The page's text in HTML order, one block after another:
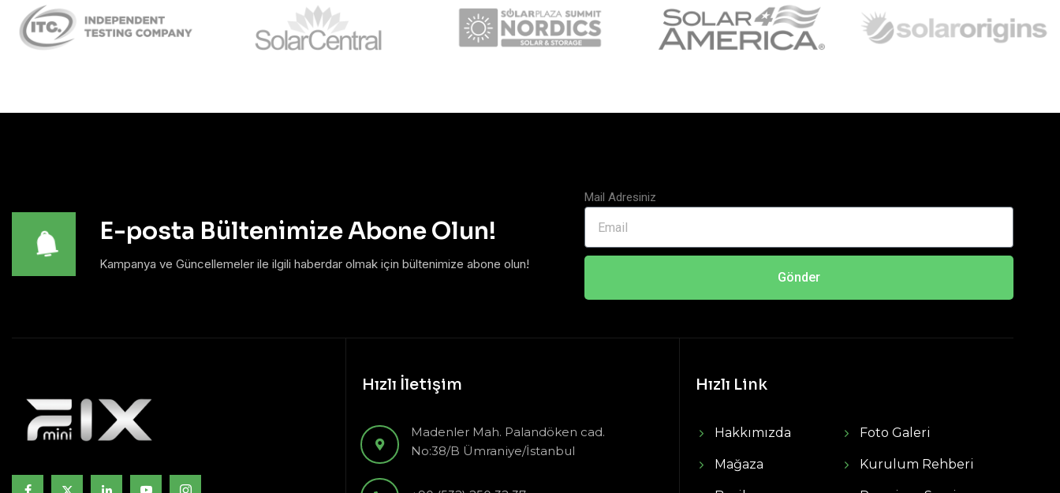
E-posta Bültenimize Abone Olun!
Kampanya ve Güncellemeler ile ilgili haberdar olmak için bültenimize abone olun!
Mail Adresiniz
Gönder
Hızlı İletişim
Madenler Mah. Palandöken cad.
No:38/B Ümraniye/İstanbul
Hızlı Link
Hakkımızda
Mağaza
Foto Galeri
Kurulum Rehberi